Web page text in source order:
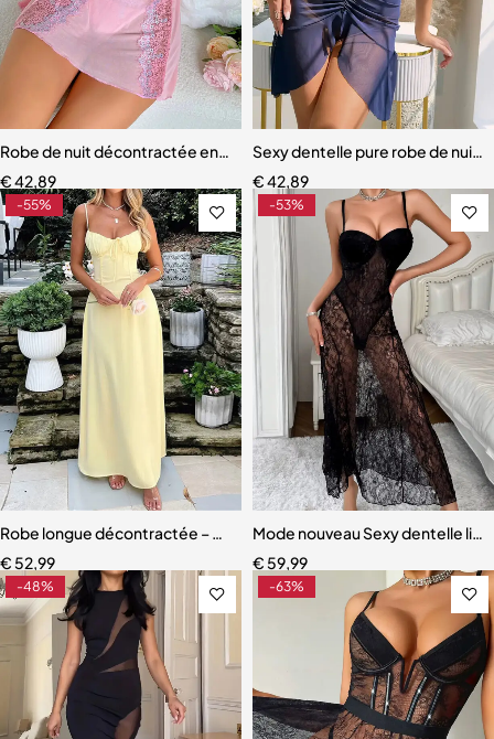
Robe de nuit décontractée en dentelle à fleurs pour femmes col
€42,89
Sexy dentelle pure robe de nuit
€42,89
-55%
Robe longue décontractée – Style estival élégant pour femme
€ 52,99
-53%
Mode nouveau Sexy dentelle
€ 59,99
-48% -63%